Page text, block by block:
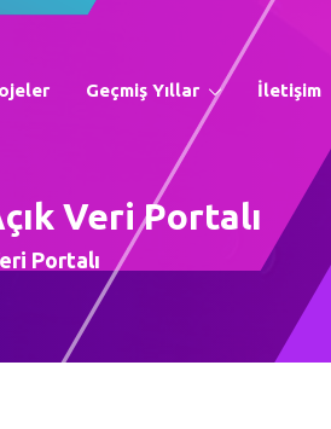
Geçmiş Yıllar İletişim
Veri Portalı
Portalı